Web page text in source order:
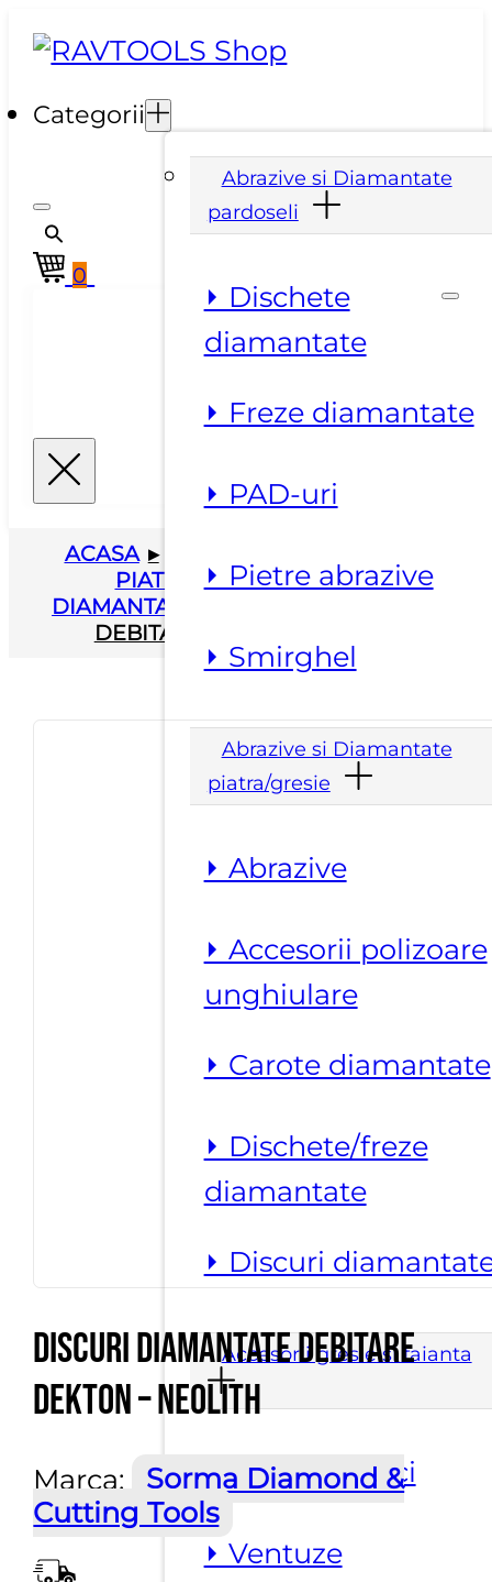
Categorii
Abrazive si Diamantate
pardoseli
⏵ Dischete
diamantate
⏵ Freze diamantate
⏵ PAD-uri
⏵ Pietre abrazive
⏵ Smirghel
Abrazive si Diamantate
piatra/gresie
⏵ Abrazive
⏵ Accesorii polizoare
unghiulare
⏵ Carote diamantate
⏵ Dischete/freze
diamantate
⏵ Discuri
Accesorii gresie si faianta
⏵ Nivelare placi
⏵ Ventuze
0
ACASA ▸
PIATRA/GRESIE ▸ DISCURI
DIAMANTATE
DEBITARE DEKTON – NEOLITH
Discuri diamantate debitare
Dekton – Neolith
Marca:
Sorma Diamond &
Cutting Tools